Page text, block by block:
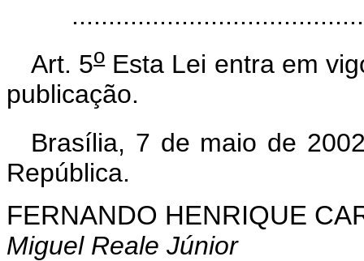
Art. 5oEsta Lei entra em
publicação.
Brasília, 7 de maio de
República.
FERNANDO HENRIQUE
Miguel Reale Júnior